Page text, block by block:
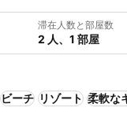
滞在人数と部屋数
2 人、1 部屋
ビーチ リゾート 柔軟な